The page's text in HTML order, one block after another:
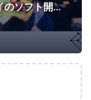
ヘッドマウント型ディスプレイのソフト開発勉強会